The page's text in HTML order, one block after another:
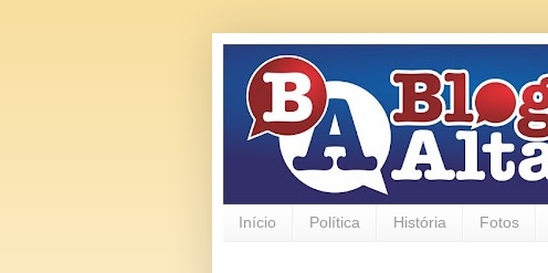
Início Política História Fotos